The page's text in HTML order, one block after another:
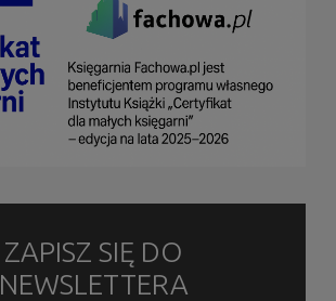
ZAPISZ SIĘ DO
NEWSLETTERA